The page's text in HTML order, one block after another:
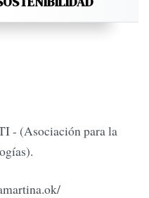
- (Asociación para la